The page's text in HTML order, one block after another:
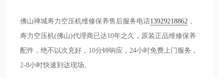
佛山禅城寿力空压机维修保养售后服务电话13929218862 ，
寿力空压机(佛山)代理商已达10年之久，原装正品维修保养
配件，绝不以次充好，10分钟响应，24小时免费上门服务，
2-8小时快速到达现场。